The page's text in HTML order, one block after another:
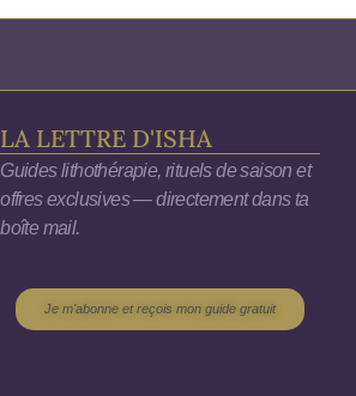
LA LETTRE D'ISHA
Guides lithothérapie, rituels de saison et
offres exclusives — directement dans ta
boîte mail.
Je m'abonne et reçois mon guide gratuit